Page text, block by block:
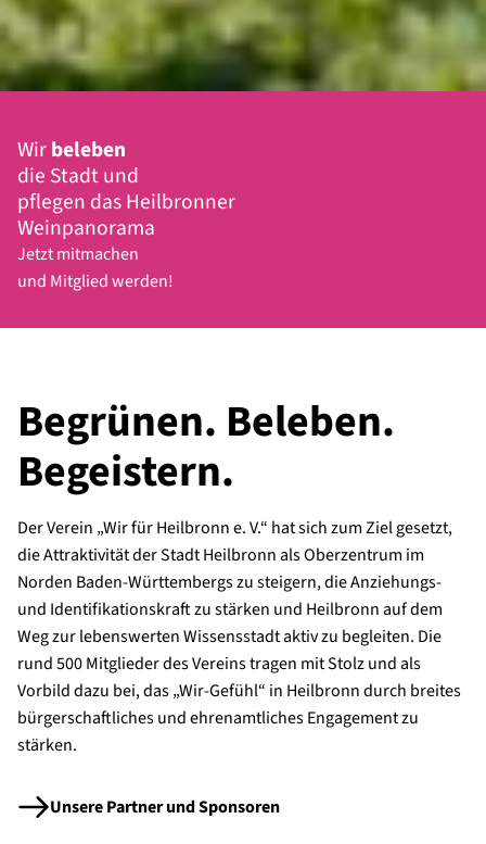
Wirbeleben
die Stadt und
pflegen das Heilbronner
Weinpanorama
Jetzt mitmachen
und Mitglied werden!
Begrünen. Beleben.
Begeistern.
Der Verein „Wir für Heilbronn e. V.“ hat sich zum Ziel gesetzt,
die Attraktivität der Stadt Heilbronn als Oberzentrum im
Norden Baden-Württembergs zu steigern, die Anziehungs-
und Identifikationskraft zu stärken und Heilbronn auf dem
Weg zur lebenswerten Wissensstadt aktiv zu begleiten. Die
rund 500 Mitglieder des Vereins tragen mit Stolz und als
Vorbild dazu bei, das „Wir-Gefühl“ in Heilbronn durch breites
bürgerschaftliches und ehrenamtliches Engagement zu
stärken.
Unsere Partner und Sponsoren